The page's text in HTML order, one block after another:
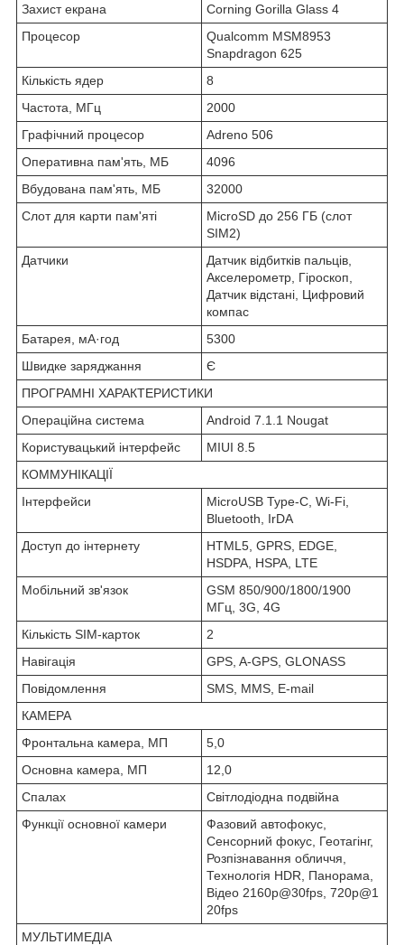
Захист екрана
Corning Gorilla Glass 4
Процесор
Qualcomm MSM8953
Snapdragon 625
Кількість ядер
8
Частота, МГц
2000
Графічний процесор
Adreno 506
Оперативна пам'ять, МБ
4096
Вбудована пам'ять, МБ
32000
Слот для карти пам'яті
MicroSD до 256 ГБ (слот
SIM2)
Датчики
Датчик відбитків пальців,
Акселерометр, Гіроскоп,
Датчик відстані, Цифровий
компас
Батарея, мА·год
5300
Швидке заряджання
Є
ПРОГРАМНІ ХАРАКТЕРИСТИКИ
Операційна система
Android 7.1.1 Nougat
Користувацький інтерфейс
MIUI 8.5
КОММУНІКАЦІЇ
Інтерфейси
MicroUSB Type-C, Wi-Fi,
Bluetooth, IrDA
Доступ до інтернету
HTML5, GPRS, EDGE,
HSDPA, HSPA, LTE
Мобільний зв'язок
GSM 850/900/1800/1900
MГц, 3G, 4G
Кількість SIM-карток
2
Навігація
GPS, A-GPS, GLONASS
Повідомлення
SMS, MMS, E-mail
КАМЕРА
Фронтальна камера, МП
5,0
Основна камера, МП
12,0
Спалах
Світлодіодна подвійна
Функції основної камери
Фазовий автофокус,
Сенсорний фокус, Геотагінг,
Розпізнавання обличчя,
Технологія HDR, Панорама,
Відео 2160p@30fps, 720p@1
20fps
МУЛЬТИМЕДІА